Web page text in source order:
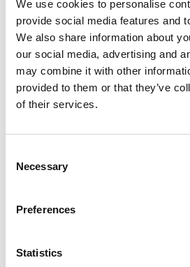
We use cookies to personalise
provide social media features and
We also share information about
our social media, advertising and
may combine it with other
provided to them or that they’ve
of their services.
Selection
Necessary
Preferences
Statistics